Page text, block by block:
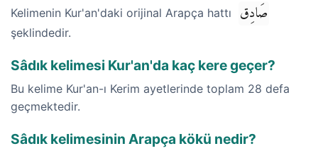
Kelimenin Kur'an'daki orijinal Arapça hattı صَادِق
şeklindedir.
Sâdık kelimesi Kur'an'da kaç kere geçer?
Bu kelime Kur'an-ı Kerim ayetlerinde toplam 28 defa
geçmektedir.
Sâdık kelimesinin Arapça kökü nedir?